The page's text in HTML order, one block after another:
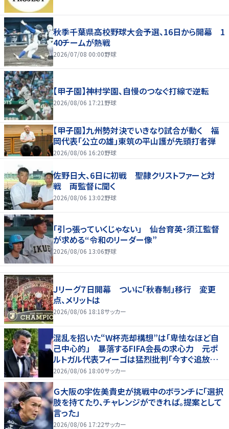
秋季千葉県高校野球大会予選、16日から開幕 1
40チームが熱戦
2026/07/08 00:00野球
【甲子園】神村学園、自慢のつなぐ打線で逆転
2026/08/06 17:21 野球
【甲子園】九州勢対決でいきなり試合が動く 福
岡代表「公立の雄」東筑の平山護が先頭打者弾
2026/08/06 16:20野球
佐野日大、6日に初戦 聖隷クリストファーと対
戦 両監督に聞く
2026/08/06 13:02野球
「引っ張っていくじゃない」 仙台育英・須江監督
が求める“令和のリーダー像”
2026/08/06 13:06野球
Ｊリーグ７日開幕 ついに「秋春制」移行 変更
点、メリットは
2026/08/06 18:18サッカー
混乱を招いた“W杯売却構想”は「卑怯なほど自
己中心的」 暴落するFIFA会長の求心力 元ポ
ルトガル代表フィーゴは猛烈批判「今すぐ追放す
べきだ」
2026/08/06 18:00サッカー
Ｇ大阪の宇佐美貴史が挑戦中のボランチに「選択
肢を持てたり、チャレンジができれば。提案として
言った」
2026/08/06 17:22サッカー